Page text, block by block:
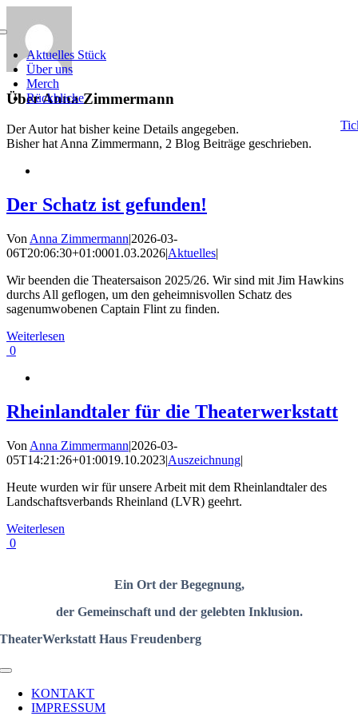
Inhalt
springen
Toggle
NavigationAktuelles Stück
Über uns
Merch
Rückblicke
ÜberAnna Zimmermann
Der Autor hat bisher keine Details angegeben.
Bisher hat Anna Zimmermann, 2 Blog Beiträge geschrieben.
Der Schatz ist gefunden!
Von Anna Zimmermann|2026-03-
06T20:06:30+01:0001.03.2026|Aktuelles|
Wir beenden die Theatersaison 2025/26. Wir sind mit Jim Hawkins
durchs All geflogen, um den geheimnisvollen Schatz des
sagenumwobenen Captain Flint zu finden.
Weiterlesen
0
Rheinlandtaler für die Theaterwerkstatt
Von Anna Zimmermann|2026-03-
05T14:21:26+01:0019.10.2023|Auszeichnung|
Heute wurden wir für unsere Arbeit mit dem Rheinlandtaler des
Landschaftsverbands Rheinland (LVR) geehrt.
Weiterlesen
0
Ein Ort der Begegnung,
der Gemeinschaft und der gelebten Inklusion.
TheaterWerkstatt Haus Freudenberg
Toggle
NavigationKONTAKT
IMPRESSUM